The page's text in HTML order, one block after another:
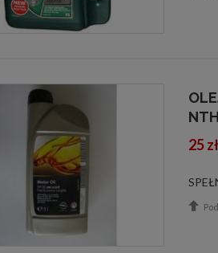
25 zł